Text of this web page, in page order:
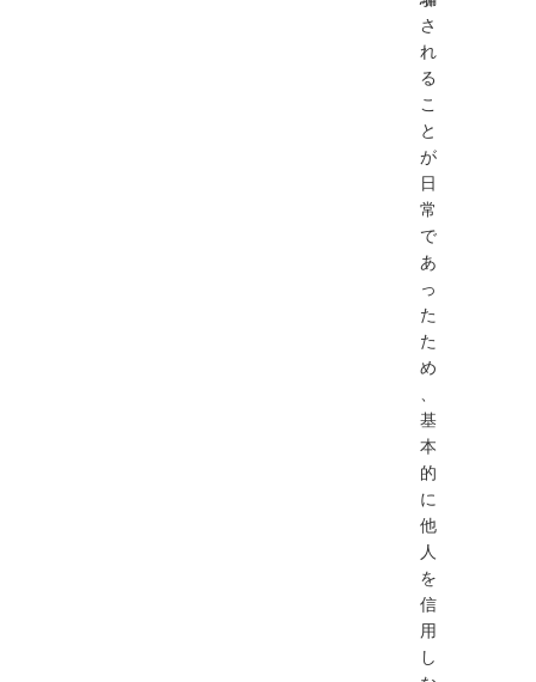
さ
れ
る
こ
と
が
日
常
で
あ
っ
た
た
め
、
基
本
的
に
他
人
を
信
用
し